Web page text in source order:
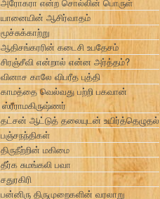
யானையின் ஆசிர்வாதம்
மூச்சுக்காற்று
ஆதிசங்கரரின் கடைசி உபதேசம்
சிரஞ்சீவி என்றால் என்ன அர்த்தம்?
வினாச காலே விபரீத புத்தி
காமத்தை வெல்வது பற்றி பகவான்
ஸ்ரீராமகிருஷ்ணர்
தட்சன் ஆட்டுத் தலையுடன் உயிர்த்தெழுதல்
பஞ்சநந்திகள்
திருநீற்றின் மகிமை
தீர்க சுமங்கலி பவா
சதுரகிரி
பன்னிரு திருமுறைகளின் வரலாறு